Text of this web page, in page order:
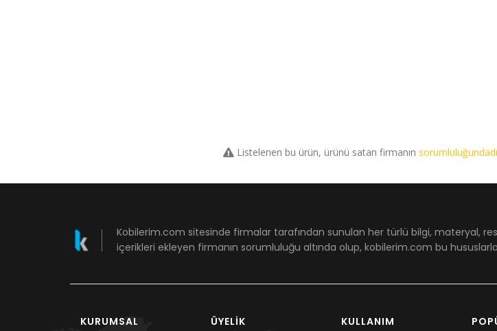
Listelenen bu ürün, ürünü satan firmanın
Kobilerim.com sitesinde firmalar tarafından sunulan her türlü bilgi, materyal,
içerikleri ekleyen firmanın sorumluluğu altında olup, kobilerim.com bu
KURUMSAL ÜYELIK KULLANIM